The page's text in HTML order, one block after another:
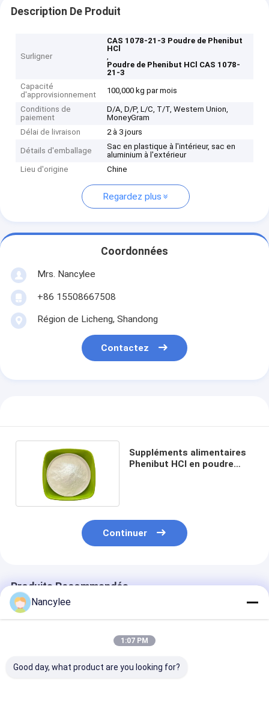
Description De Produit
Surligner
CAS 1078-21-3 Poudre de Phenibut
HCl
,
Poudre de Phenibut HCl CAS 1078-
21-3
Capacité
d'approvisionnement
100,000 kg par mois
Conditions de
paiement
D/A, D/P, L/C, T/T, Western Union,
MoneyGram
Délai de livraison
2 à 3 jours
Détails d'emballage
Sac en plastique à l'intérieur, sac en
aluminium à l'extérieur
Lieu d'origine
Chine
Regardez plus
Coordonnées
Mrs. Nancylee
+86 15508667508
Région de Licheng, Shandong
Contactez
Suppléments alimentaires
Phenibut HCl en poudre
Continuer
Produits Recommandés
Nancylee
1:07 PM
Good day, what product are you looking for?